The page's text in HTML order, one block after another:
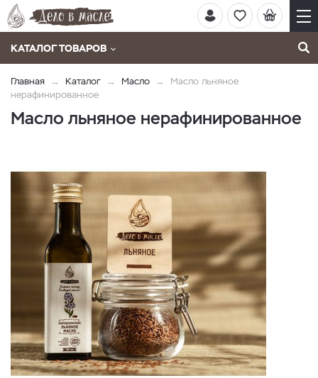
КАТАЛОГ ТОВАРОВ
Главная Каталог Масло
Масло льняное
нерафинированное
Масло льняное нерафинированное